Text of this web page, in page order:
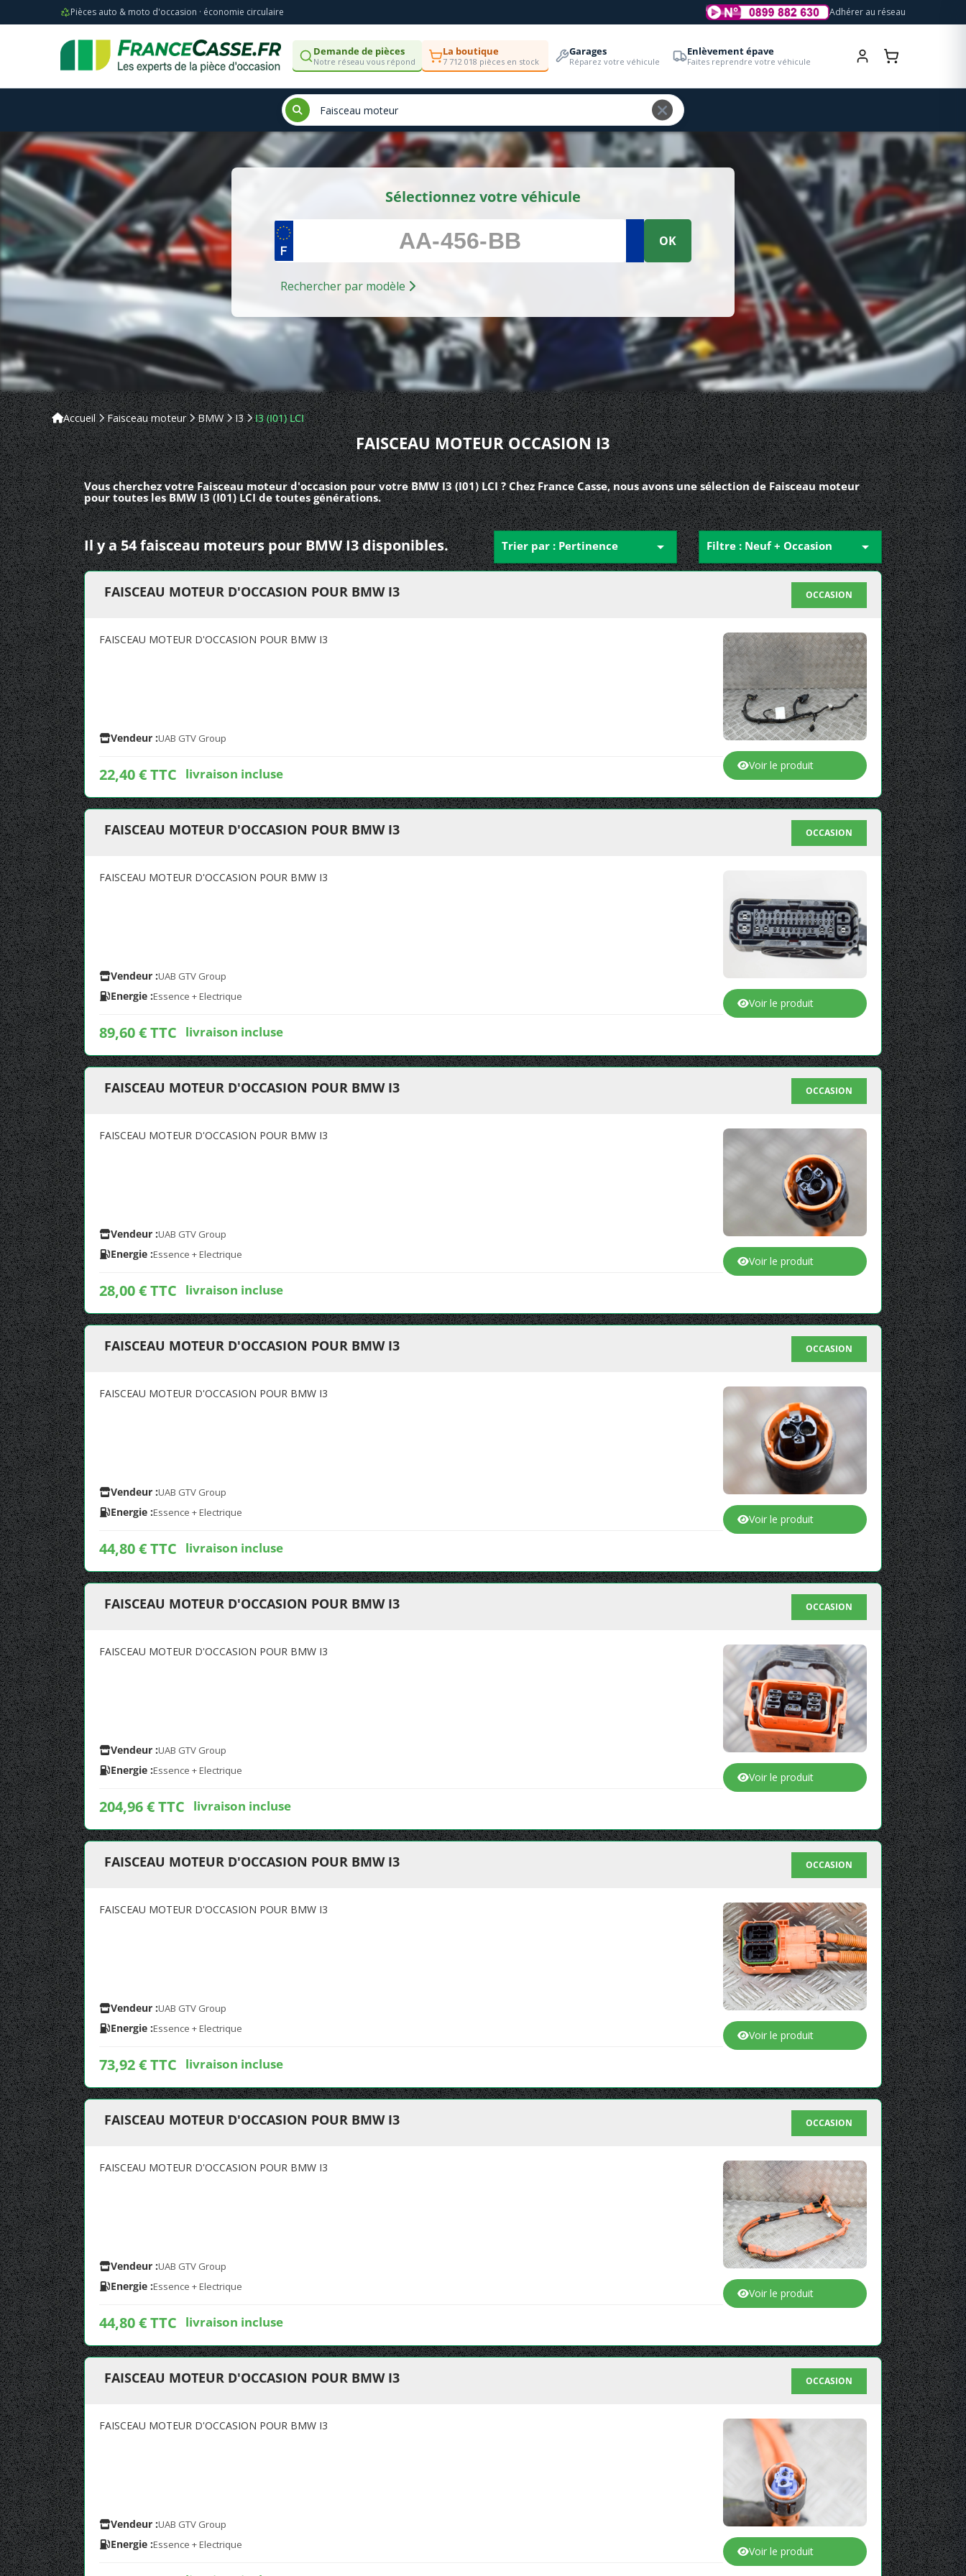
Pièces auto & moto d'occasion · économie circulaire Adhérer au réseau
Demande de pièces
Notre réseau vous répond
La boutique
7 712 018 pièces en stock
Garages
Réparez votre véhicule
Enlèvement épave
Faites reprendre votre véhicule
Sélectionnez votre véhicule
OK
Rechercher par modèle
Accueil Faisceau moteur BMW I3 I3 (I01) LCI
FAISCEAU MOTEUR OCCASION I3
Vous cherchez votre Faisceau moteur d'occasion pour votre BMW I3 (I01) LCI ? Chez France Casse, nous avons une sélection de Faisceau moteur
pour toutes les BMW I3 (I01) LCI de toutes générations.
Il y a 54 faisceau moteurs pour BMW I3 disponibles. Trier par : Pertinence  Filtre : Neuf + Occasion 
FAISCEAU MOTEUR D'OCCASION POUR BMW I3 OCCASION
FAISCEAU MOTEUR D'OCCASION POUR BMW I3
Vendeur :UAB GTV Group
22,40 € TTC livraison incluse Voir le produit
FAISCEAU MOTEUR D'OCCASION POUR BMW I3 OCCASION
FAISCEAU MOTEUR D'OCCASION POUR BMW I3
Vendeur :UAB GTV Group
Energie :Essence + Electrique
89,60 € TTC livraison incluse
Voir le produit
FAISCEAU MOTEUR D'OCCASION POUR BMW I3 OCCASION
FAISCEAU MOTEUR D'OCCASION POUR BMW I3
Vendeur :UAB GTV Group
Energie :Essence + Electrique
28,00 € TTC livraison incluse
Voir le produit
FAISCEAU MOTEUR D'OCCASION POUR BMW I3 OCCASION
FAISCEAU MOTEUR D'OCCASION POUR BMW I3
Vendeur :UAB GTV Group
Energie :Essence + Electrique
44,80 € TTC livraison incluse
Voir le produit
FAISCEAU MOTEUR D'OCCASION POUR BMW I3 OCCASION
FAISCEAU MOTEUR D'OCCASION POUR BMW I3
Vendeur :UAB GTV Group
Energie :Essence + Electrique
204,96 € TTC livraison incluse
Voir le produit
FAISCEAU MOTEUR D'OCCASION POUR BMW I3 OCCASION
FAISCEAU MOTEUR D'OCCASION POUR BMW I3
Vendeur :UAB GTV Group
Energie :Essence + Electrique
73,92 € TTC livraison incluse
Voir le produit
FAISCEAU MOTEUR D'OCCASION POUR BMW I3 OCCASION
FAISCEAU MOTEUR D'OCCASION POUR BMW I3
Vendeur :UAB GTV Group
Energie :Essence + Electrique
44,80 € TTC livraison incluse
Voir le produit
FAISCEAU MOTEUR D'OCCASION POUR BMW I3 OCCASION
FAISCEAU MOTEUR D'OCCASION POUR BMW I3
Vendeur :UAB GTV Group
Energie :Essence + Electrique Voir le produit